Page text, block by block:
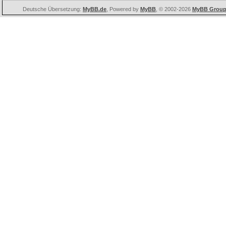
Deutsche Übersetzung: MyBB.de , Powered by MyBB , © 2002-2026 MyBB Group